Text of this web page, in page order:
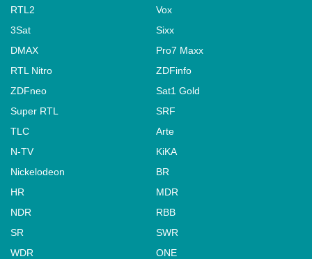
RTL2
Vox
3Sat
Sixx
DMAX
Pro7 Maxx
RTL Nitro
ZDFinfo
ZDFneo
Sat1 Gold
Super RTL
SRF
TLC
Arte
N-TV
KiKA
Nickelodeon
BR
HR
MDR
NDR
RBB
SR
SWR
WDR
ONE